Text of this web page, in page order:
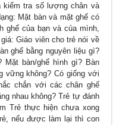
kiểm tra số lượng chân và
Mặt bàn và mặt ghế có
ghế của bạn và của mình,
Giáo viên cho trẻ nói về
ghế bằng nguyên liệu gì?
Mặt bàn/ghế hình gì? Bàn
vững không? Có giống với
chắn với các chân ghế
nhau không? Trẻ tự đánh
Trẻ thực hiện chưa xong
nếu được làm lại thì con